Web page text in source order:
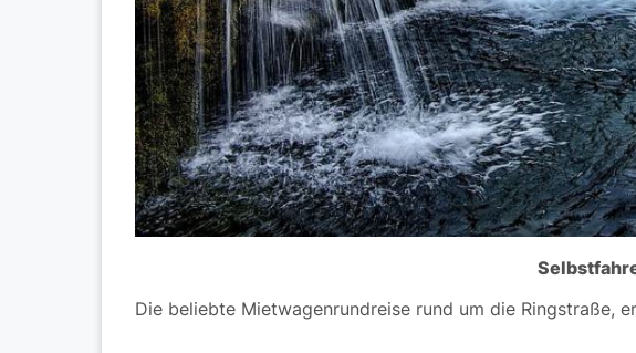
Die beliebte Mietwagenrundreise rund um die Ringstraße,